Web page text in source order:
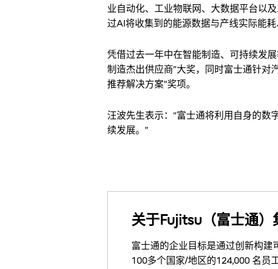
业自动化、工业物联网、大数据平台以
过AI将收集到的能源数据与产线实际能
凭借过去一年中在智能制造、可持续发
制造杰出供应商”大奖，同时富士通针对
推荐解决方案”奖项。
汪波先生表示：“富士通将利用自身的
续发展。”
关于Fujitsu（富士通）
富士通的企业目标是通过创新构
100多个国家/地区的124,000 名员